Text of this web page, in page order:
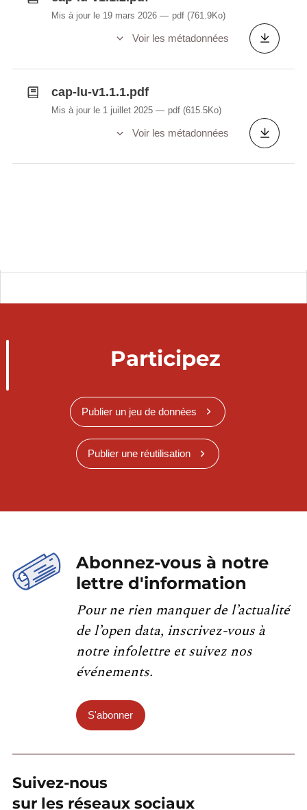
Mis à jour le 19 mars 2026 pdf (761.9Ko)
Voir les métadonnées
cap-lu-v1.1.1.pdf
Mis à jour le 1 juillet 2025 pdf (615.5Ko)
Voir les métadonnées
Participez
Publier un jeu de données
Publier une réutilisation
Abonnez-vous à notre
lettre d'information
Pour ne rien manquer de l’actualité
de l’open data, inscrivez-vous à
notre infolettre et suivez nos
événements.
S'abonner
Suivez-nous
sur les réseaux sociaux